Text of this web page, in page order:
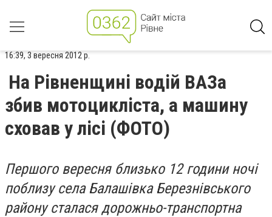
16:39, 3 вересня 2012 р.
На Рівненщині водій ВАЗа
збив мотоцикліста, а машину
сховав у лісі (ФОТО)
Першого вересня близько 12 години ночі
поблизу села Балашівка Березнівського
району сталася дорожньо-транспортна